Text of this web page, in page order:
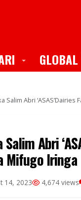
Toggle
Salim Abri
Abri
Mifugo Iringa
14, 2023 4,674 views